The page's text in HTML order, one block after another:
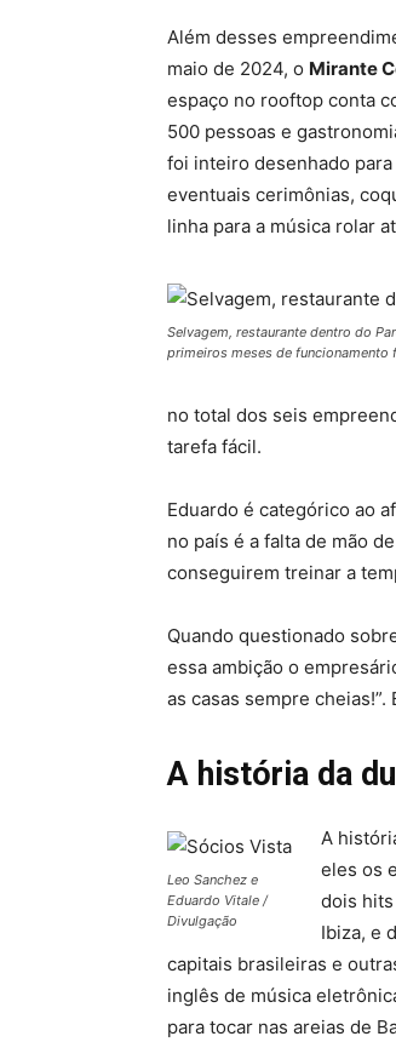
Além desses
maio de 2024, o Mirante
espaço no rooftop conta
500 pessoas e
foi inteiro desenhado
eventuais cerimônias,
linha para a música rolar
Selvagem, restaurante dentro do
primeiros meses de funcionamento
no total dos seis
tarefa fácil.
Eduardo é categórico ao
no país é a falta de mão
conseguirem treinar a
Quando questionado
essa ambição o
as casas sempre
A história da
Leo Sanchez e
Eduardo Vitale /
Divulgação
A
eles os
dois
Ibiza, e
capitais brasileiras e
inglês de música
para tocar nas areias de